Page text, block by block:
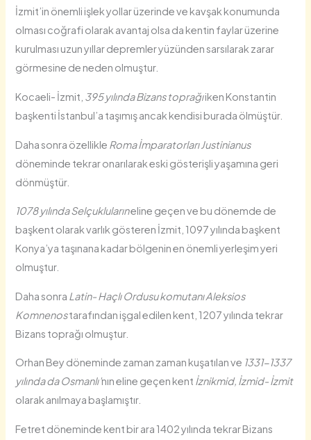
İzmit’in önemli işlek yollar üzerinde ve kavşak konumunda
olması coğrafi olarak avantaj olsa da kentin faylar üzerine
kurulması uzun yıllar depremler yüzünden sarsılarak zarar
görmesine de neden olmuştur.
Kocaeli- İzmit, 395 yılında Bizans toprağıiken Konstantin
başkenti İstanbul’a taşımış ancak kendisi burada ölmüştür.
Daha sonra özellikle Roma İmparatorları Justinianus
döneminde tekrar onarılarak eski gösterişli yaşamına geri
dönmüştür.
1078 yılında Selçuklularıneline geçen ve bu dönemde de
başkent olarak varlık gösteren İzmit, 1097 yılında başkent
Konya’ya taşınana kadar bölgenin en önemli yerleşim yeri
olmuştur.
Daha sonra Latin- Haçlı Ordusu komutanı Aleksios
Komnenostarafından işgal edilen kent, 1207 yılında tekrar
Bizans toprağı olmuştur.
Orhan Bey döneminde zaman zaman kuşatılan ve 1331-1337
yılında da Osmanlı’nın eline geçen kent İznikmid, İzmid- İzmit
olarak anılmaya başlamıştır.
Fetret döneminde kent bir ara 1402 yılında tekrar Bizans